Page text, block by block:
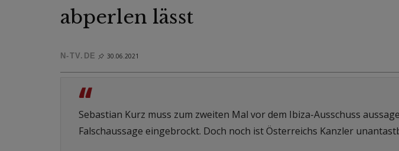
abperlen lässt
N-TV.DE 30.06.2021
“
Sebastian Kurz muss zum zweiten Mal vor dem Ibiza-Ausschuss
Falschaussage eingebrockt. Doch noch ist Österreichs Kanzler